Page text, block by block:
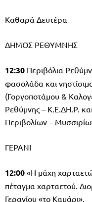
Καθαρά Δευτέρα
ΔΗΜΟΣ ΡΕΘΥΜΝΗΣ
12:30 Περιβόλια
φασολάδα και
(Γοργοποτάμου &
Ρεθύμνης – Κ.Ε.ΔΗ.Ρ.
Περιβολίων –
ΓΕΡΑΝΙ
12:00 «Η μάχη
πέταγμα χαρταετού.
Γερανίου «το Καμάρι».